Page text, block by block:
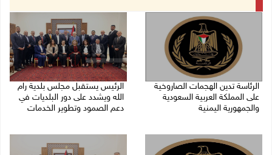
الرئاسة تدين الهجمات الصاروخية
على المملكة العربية السعودية
والجمهورية اليمنية
الرئيس يستقبل مجلس بلدية رام
الله ويشدد على دور البلديات في
دعم الصمود وتطوير الخدمات